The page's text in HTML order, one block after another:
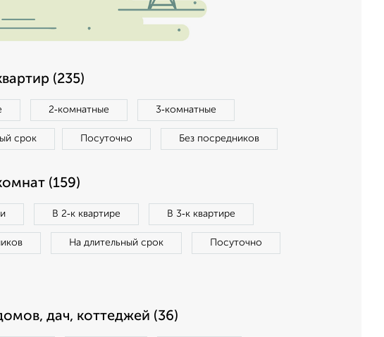
(235)
2‑комнатные 3‑комнатные
срок Посуточно Без посредников
(159)
В 2‑к квартире В 3‑к квартире
На длительный срок Посуточно
дач, коттеджей (36)